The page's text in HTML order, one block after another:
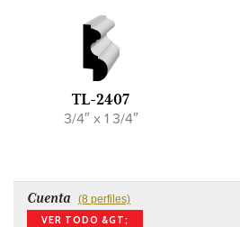
TL-2407
3/4″ x 1 3/4″
Cuenta
(8 perfiles)
VER TODO &GT;